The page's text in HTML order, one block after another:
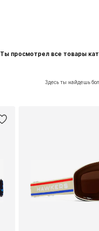
Ты просмотрел все товары
Здесь ты найдешь